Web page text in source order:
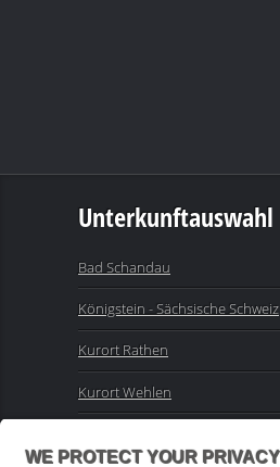
Unterkunftauswahl
Bad Schandau
Königstein - Sächsische Schweiz
Kurort Rathen
Kurort Wehlen